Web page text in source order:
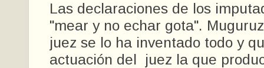
Las declaraciones de los
"mear y no echar gota".
juez se lo ha inventado todo y
actuación del juez la que